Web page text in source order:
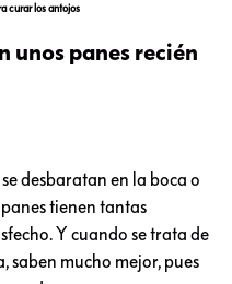
curar los antojos
unos panes recién
desbaratan en la boca o
tienen tantas
Y cuando se trata de
saben mucho mejor, pues